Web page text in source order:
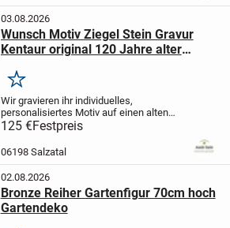
03.08.2026
Wunsch Motiv Ziegel Stein Gravur
Kentaur original 120 Jahre alter
Merken
Wir gravieren ihr individuelles,
personalisiertes Motiv auf einen alten
Ziegelsteinaus echten Rückbausteinen,
über 120 Jahre alt.
der Region Mitteldeutschland.
125 €Festpreis
06198 Salzatal
02.08.2026
Bronze Reiher Gartenfigur 70cm hoch
Gartendeko